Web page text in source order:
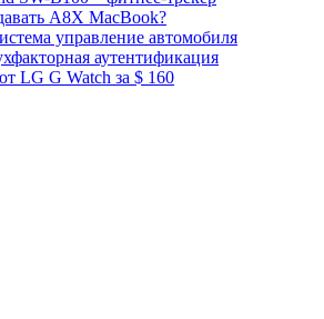
A8X MacBook?
управление автомобиля
аутентификация
LG G Watch за $ 160